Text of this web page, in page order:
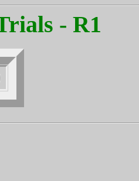
- R1